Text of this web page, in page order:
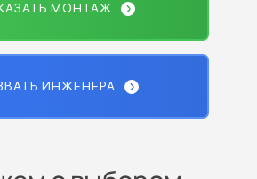
МОНТАЖ
ИНЖЕНЕРА